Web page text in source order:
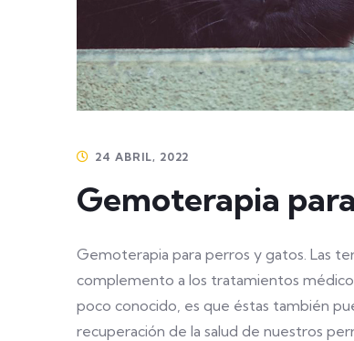
24 ABRIL, 2022
Gemoterapia
Gemoterapia para perros y gatos. Las
complemento a los tratamientos
poco conocido, es que éstas también
recuperación de la salud de nuestros